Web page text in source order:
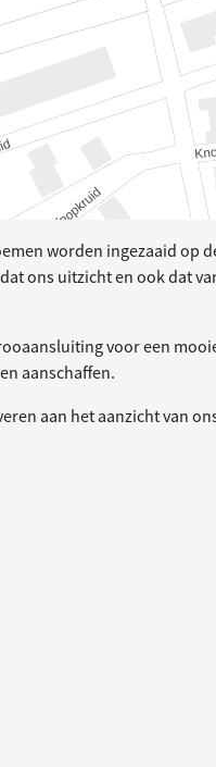
worden ingezaaid op
ons uitzicht en ook dat
voor een
aanschaffen.
aan het aanzicht van